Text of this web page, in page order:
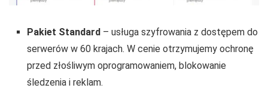
Pakiet Standard – usługa szyfrowania z dostępem do
serwerów w 60 krajach. W cenie otrzymujemy ochronę
przed złośliwym oprogramowaniem, blokowanie
śledzenia i reklam.